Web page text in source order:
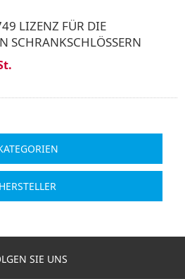
LIZENZ FÜR DIE
SCHRANKSCHLÖSSERN
HERSTELLER
SIE UNS